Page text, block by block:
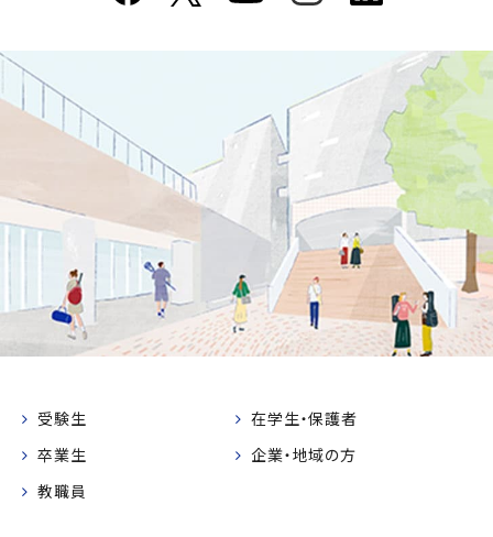
受験生
在学生・保護者
卒業生
企業・地域の方
教職員